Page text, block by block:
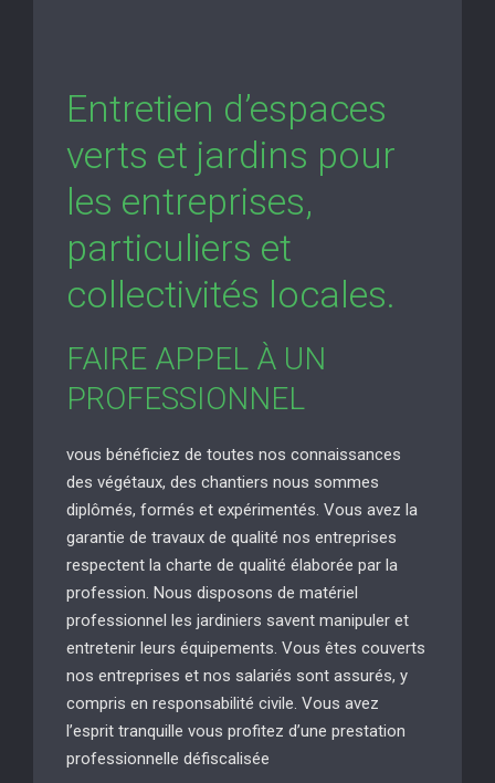
Entretien d’espaces
verts et jardins pour
les entreprises,
particuliers et
collectivités locales.
FAIRE APPEL À UN
PROFESSIONNEL
vous bénéficiez de toutes nos connaissances
des végétaux, des chantiers nous sommes
diplômés, formés et expérimentés. Vous avez la
garantie de travaux de qualité nos entreprises
respectent la charte de qualité élaborée par la
profession. Nous disposons de matériel
professionnel les jardiniers savent manipuler et
entretenir leurs équipements. Vous êtes couverts
nos entreprises et nos salariés sont assurés, y
compris en responsabilité civile. Vous avez
l’esprit tranquille vous profitez d’une prestation
professionnelle défiscalisée